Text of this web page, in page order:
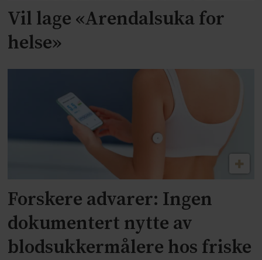
Vil lage «Arendalsuka for
helse»
Forskere advarer: Ingen
dokumentert nytte av
blodsukkermålere hos friske